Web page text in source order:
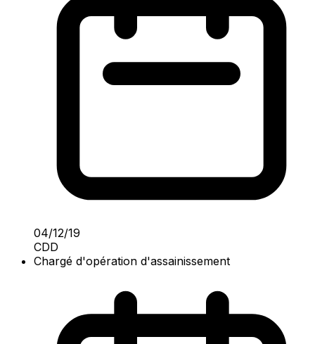
04/12/19
CDD
Chargé d'opération d'assainissement